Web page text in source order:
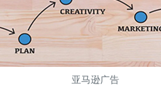
亚马逊广告